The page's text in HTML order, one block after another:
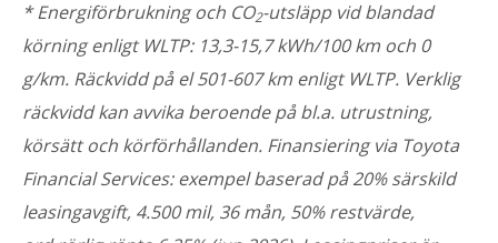
* Energiförbrukning och CO2-utsläpp vid blandad
körning enligt WLTP: 13,3-15,7 kWh/100 km och 0
g/km. Räckvidd på el 501-607 km enligt WLTP. Verklig
räckvidd kan avvika beroende på bl.a. utrustning,
körsätt och körförhållanden. Finansiering via Toyota
Financial Services: exempel baserad på 20% särskild
leasingavgift, 4.500 mil, 36 mån, 50% restvärde,